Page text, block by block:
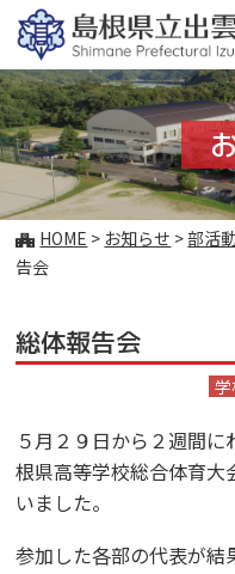
このページの本文へ
こ
の
ジ
の
HOME > お知らせ >部活
告会
総体報告会
５月２９日から２週間
根県高等学校総合体育
いました。
参加した各部の代表が結